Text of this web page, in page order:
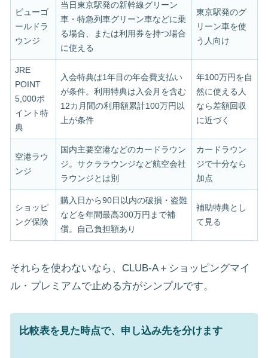
ビューゴ
ールドラ
ウンジ
当日東京駅発の新幹線グリーン
車・特急列車グリーン車などに乗
る場合、または利用券を持つ場合
に使える
東京駅発のグ
リーン車を使
う人向け
JRE
POINT
5,000ポ
イント特
典
入会特典は1年目の年会費支払い
が条件。利用特典は入会月を含む
12カ月間の利用額累計100万円以
上が条件
年100万円を自
然に使える人
なら差額回収
に近づく
空港ラウ
ンジ
国内主要空港などのカードラウン
ジ。サクララウンジなど航空会社
ラウンジとは別
カードラウン
ジで十分なら
加点
ショッピ
ング保険
購入日から90日以内の破損・盗難
などを年間最高300万円まで補
償。自己負担額あり
補助特典とし
て見る
それらを使わないなら、CLUB-A＋ショッピングマイ
ル・プレミアムで止める方がシンプルです。
比較表を見た時点で、申し込み先を分けます